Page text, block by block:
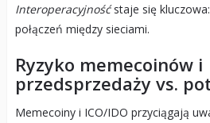
Interoperacyjnośćstaje się
połączeń między sieciami.
Ryzyko memecoinów i
przedsprzedaży vs.
Memecoiny i ICO/IDO przyciągają